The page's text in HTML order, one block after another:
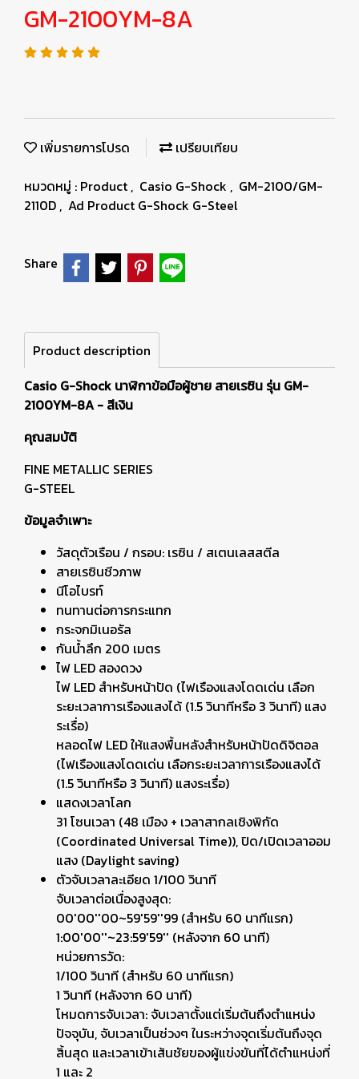
GM-2100YM-8A
เพิ่มรายการโปรด
เปรียบเทียบ
หมวดหมู่ : Product , Casio G-Shock , GM-2100/GM-
2110D , Ad Product G-Shock G-Steel
Share
Product description
Casio G-Shock นาฬิกาข้อมือผู้ชาย สายเรซิน รุ่น GM-
2100YM-8A - สีเงิน
คุณสมบัติ
FINE METALLIC SERIES
G-STEEL
ข้อมูลจำเพาะ
วัสดุตัวเรือน / กรอบ: เรซิน / สเตนเลสสตีล
สายเรซินชีวภาพ
นีโอไบรท์
ทนทานต่อการกระแทก
กระจกมิเนอรัล
กันน้ำลึก 200 เมตร
ไฟ LED สองดวง
ไฟ LED สำหรับหน้าปัด (ไฟเรืองแสงโดดเด่น เลือก
ระยะเวลาการเรืองแสงได้ (1.5 วินาทีหรือ 3 วินาที) แสง
ระเรื่อ)
หลอดไฟ LED ให้แสงพื้นหลังสำหรับหน้าปัดดิจิตอล
(ไฟเรืองแสงโดดเด่น เลือกระยะเวลาการเรืองแสงได้
(1.5 วินาทีหรือ 3 วินาที) แสงระเรื่อ)
แสดงเวลาโลก
31 โซนเวลา (48 เมือง + เวลาสากลเชิงพิกัด
(Coordinated Universal Time)), ปิด/เปิดเวลาออม
แสง (Daylight saving)
ตัวจับเวลาละเอียด 1/100 วินาที
จับเวลาต่อเนื่องสูงสุด:
00'00''00~59'59''99 (สำหรับ 60 นาทีแรก)
1:00'00''~23:59'59'' (หลังจาก 60 นาที)
หน่วยการวัด:
1/100 วินาที (สำหรับ 60 นาทีแรก)
1 วินาที (หลังจาก 60 นาที)
โหมดการจับเวลา: จับเวลาตั้งแต่เริ่มต้นถึงตำแหน่ง
ปัจจุบัน, จับเวลาเป็นช่วงๆ ในระหว่างจุดเริ่มต้นถึงจุด
สิ้นสุด และเวลาเข้าเส้นชัยของผู้แข่งขันที่ได้ตำแหน่งที่
1 และ 2